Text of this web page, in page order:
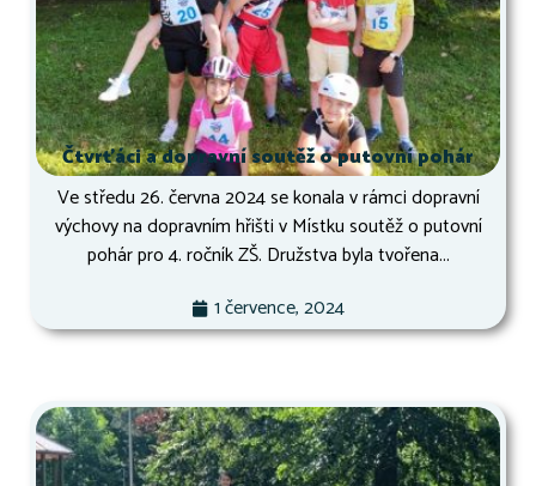
Čtvrťáci a dopravní soutěž o putovní pohár
Ve středu 26. června 2024 se konala v rámci dopravní
výchovy na dopravním hřišti v Místku soutěž o putovní
pohár pro 4. ročník ZŠ. Družstva byla tvořena...
1 července, 2024